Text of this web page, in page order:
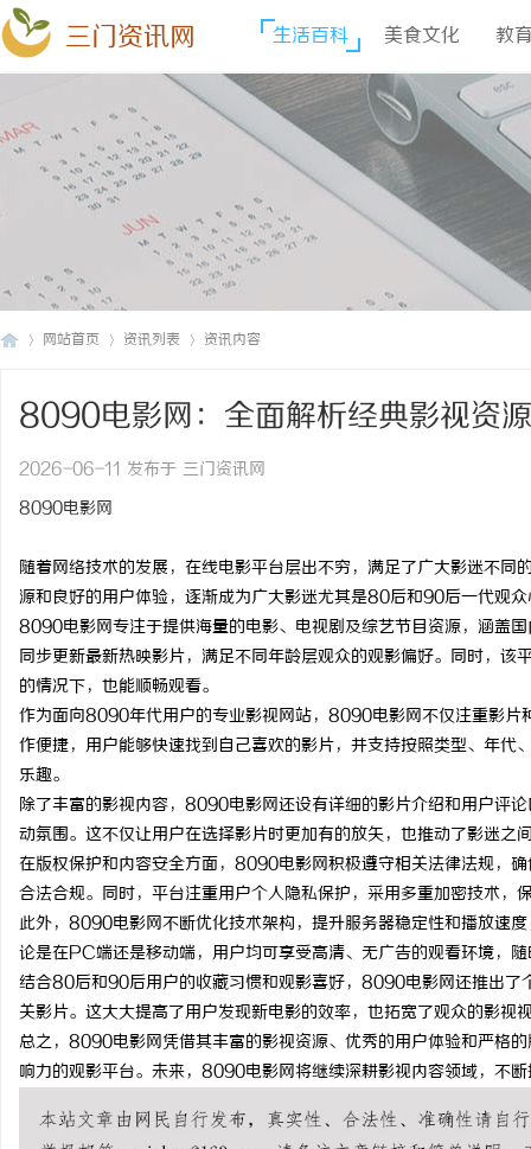
三门资讯网 生活百科 美食文化 教
网站首页 资讯列表 资讯内容
8090电影网：全面解析经典影视资
2026-06-11 发布于 三门资讯网
8090电影网
随着网络技术的发展，在线电影平台层出不穷，满足了广大影迷不同
源和良好的用户体验，逐渐成为广大影迷尤其是80后和90后一代观
8090电影网专注于提供海量的电影、电视剧及综艺节目资源，涵盖
同步更新最新热映影片，满足不同年龄层观众的观影偏好。同时，
的情况下，也能顺畅观看。
作为面向8090年代用户的专业影视网站，8090电影网不仅注重影片
作便捷，用户能够快速找到自己喜欢的影片，并支持按照类型、年
乐趣。
除了丰富的影视内容，8090电影网还设有详细的影片介绍和用户评
动氛围。这不仅让用户在选择影片时更加有的放矢，也推动了影迷之
在版权保护和内容安全方面，8090电影网积极遵守相关法律法规，
合法合规。同时，平台注重用户个人隐私保护，采用多重加密技术，
此外，8090电影网不断优化技术架构，提升服务器稳定性和播放速
论是在PC端还是移动端，用户均可享受高清、无广告的观看环境，
结合80后和90后用户的收藏习惯和观影喜好，8090电影网还推出了
关影片。这大大提高了用户发现新电影的效率，也拓宽了观众的影视
总之，8090电影网凭借其丰富的影视资源、优秀的用户体验和严格
响力的观影平台。未来，8090电影网将继续深耕影视内容领域，不
武汉配眼镜 上海配眼镜